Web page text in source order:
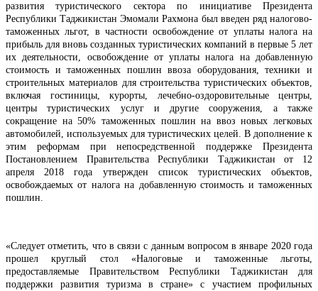
развития туристического сектора по инициативе Президента
Республики Таджикистан Эмомали Рахмона был введен ряд налогово-
таможенных льгот, в частности освобождение от уплаты налога на
прибыль для вновь созданных туристических компаний в первые 5 лет
их деятельности, освобождение от уплаты налога на добавленную
стоимость и таможенных пошлин ввоза оборудования, техники и
строительных материалов для строительства туристических объектов,
включая гостиницы, курорты, лечебно-оздоровительные центры,
центры туристических услуг и другие сооружения, а также
сокращение на 50% таможенных пошлин на ввоз новых легковых
автомобилей, используемых для туристических целей. В дополнение к
этим реформам при непосредственной поддержке Президента
Постановлением Правительства Республики Таджикистан от 12
апреля 2018 года утвержден список туристических объектов,
освобождаемых от налога на добавленную стоимость и таможенных
пошлин.
«Следует отметить, что в связи с данным вопросом в январе 2020 года
прошел круглый стол «Налоговые и таможенные льготы,
предоставляемые Правительством Республики Таджикистан для
поддержки развития туризма в стране» с участием профильных